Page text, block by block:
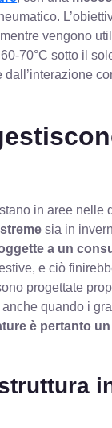
vengono
70°C sotto il
in aree nelle
sia in
a un
e ciò
progettate
quando i
è pertanto